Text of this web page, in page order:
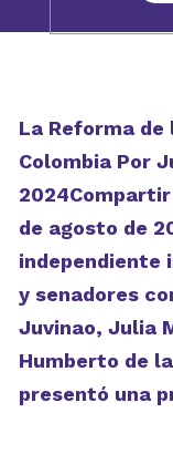
La Reforma de
Colombia Por
2024Compartir
de agosto de
independiente
y senadores
Juvinao, Julia
Humberto de
presentó una